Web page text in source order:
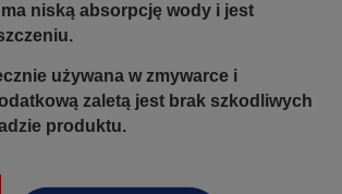
niską absorpcję wody i jest
używana w zmywarce i
zaletą jest brak szkodliwych
produktu.